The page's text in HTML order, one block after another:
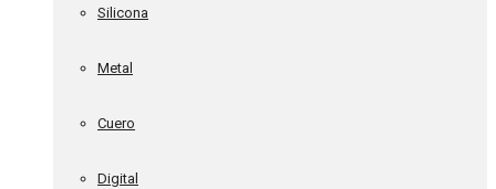
Silicona
Metal
Cuero
Digital